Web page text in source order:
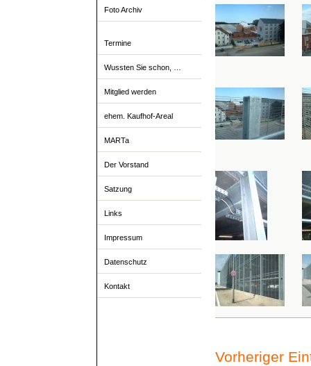
Foto Archiv
Termine
Wussten Sie schon, …
Mitglied werden
ehem. Kaufhof-Areal
MARTa
Der Vorstand
Satzung
Links
Impressum
Datenschutz
Kontakt
Vorheriger